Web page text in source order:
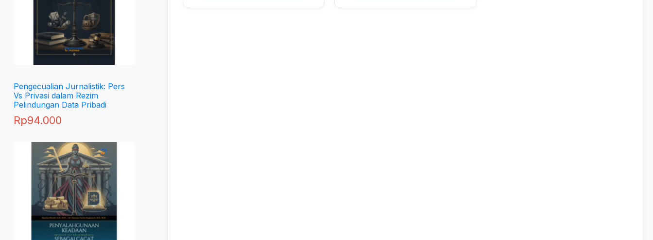
Pengecualian Jurnalistik: Pers
Vs Privasi dalam Rezim
Pelindungan Data Pribadi
Rp94.000